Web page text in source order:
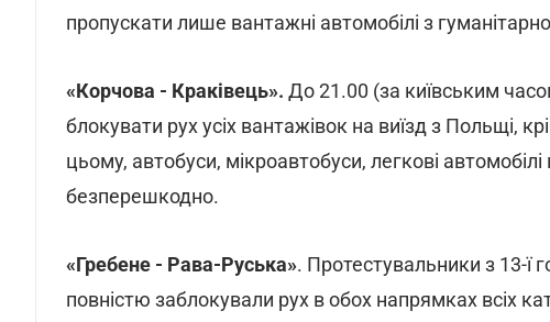
пропускати лише вантажні автомобілі з
«Корчова - Краківець». До 21.00 (за київським
блокувати рух усіх вантажівок на виїзд з Польщі,
цьому, автобуси, мікроавтобуси, легкові
безперешкодно.
«Гребене - Рава-Руська». Протестувальники з 13-ї
повністю заблокували рух в обох напрямках всіх